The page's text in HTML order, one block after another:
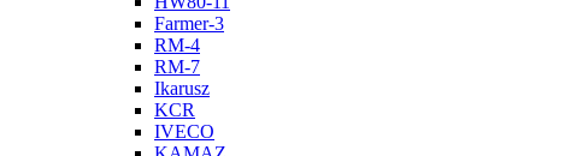
Farmer-3
RM-4
RM-7
Ikarusz
KCR
IVECO